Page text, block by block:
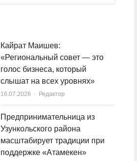
Кайрат Маишев:
«Региональный совет — это
голос бизнеса, который
слышат на всех уровнях»
16.07.2026 Author
Редактор
Предпринимательница из
Узункольского района
масштабирует традиции при
поддержке «Атамекен»